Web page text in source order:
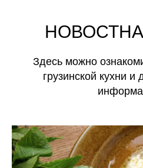
Здесь можно
грузинской кухни и